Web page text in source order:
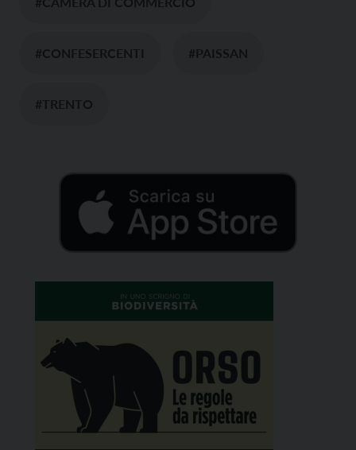
#CONFESERCENTI #PAISSAN
#TRENTO